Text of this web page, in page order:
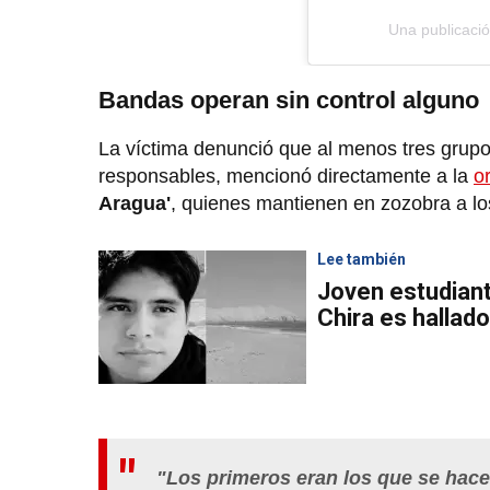
Una
Bandas operan sin control alguno
La víctima denunció que al menos tres
responsables, mencionó directamente a la
Aragua', quienes mantienen en zozobra a
Lee también
Joven
Chira es
"Los primeros eran los que se